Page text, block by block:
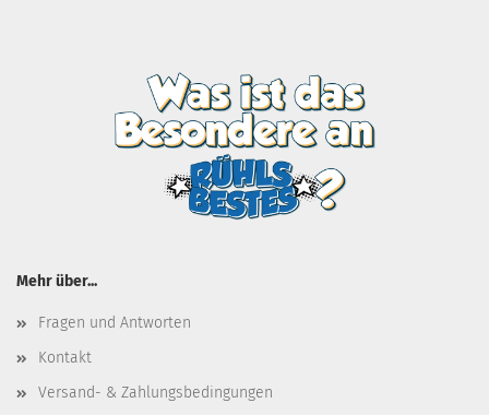
Mehr über...
Fragen und Antworten
Kontakt
Versand- & Zahlungsbedingungen